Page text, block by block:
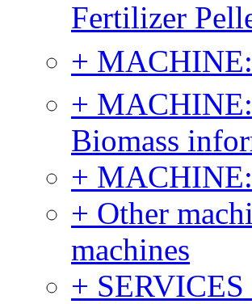
Fertilizer
+
+
Biomass
+
+ Other
machines
+